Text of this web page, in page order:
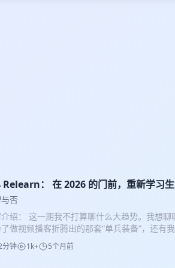
Relearn： 在 2026 的门前，重新学习
否
绍： 这一期我不打算聊什么大趋势。我想
做视频播客折腾出的那套“单兵装备”，还有
快感。 其实品牌做到底，就是会生活、懂
到被禁锢，或者在乙方路途上犹豫的人，
分钟 1k+ 5个月前